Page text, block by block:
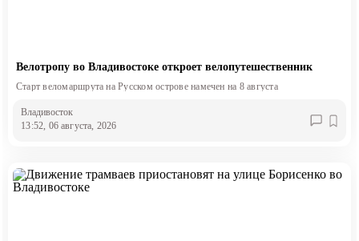
Велотропу во Владивостоке откроет велопутешественник
Старт веломаршрута на Русском острове намечен на 8 августа
Владивосток
13:52, 06 августа, 2026